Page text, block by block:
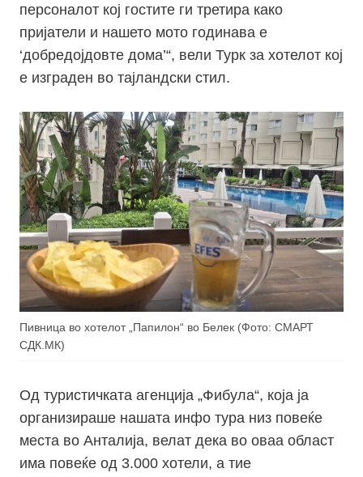
персоналот кој гостите ги третира како
пријатели и нашето мото годинава е
‘добредојдовте дома’“, вели Турк за хотелот кој
е изграден во тајландски стил.
Пивница во хотелот „Папилон“ во Белек (Фото: СМАРТ
СДК.МК)
Од туристичката агенција „Фибула“, која ја
организираше нашата инфо тура низ повеќе
места во Анталија, велат дека во оваа област
има повеќе од 3.000 хотели, а тие